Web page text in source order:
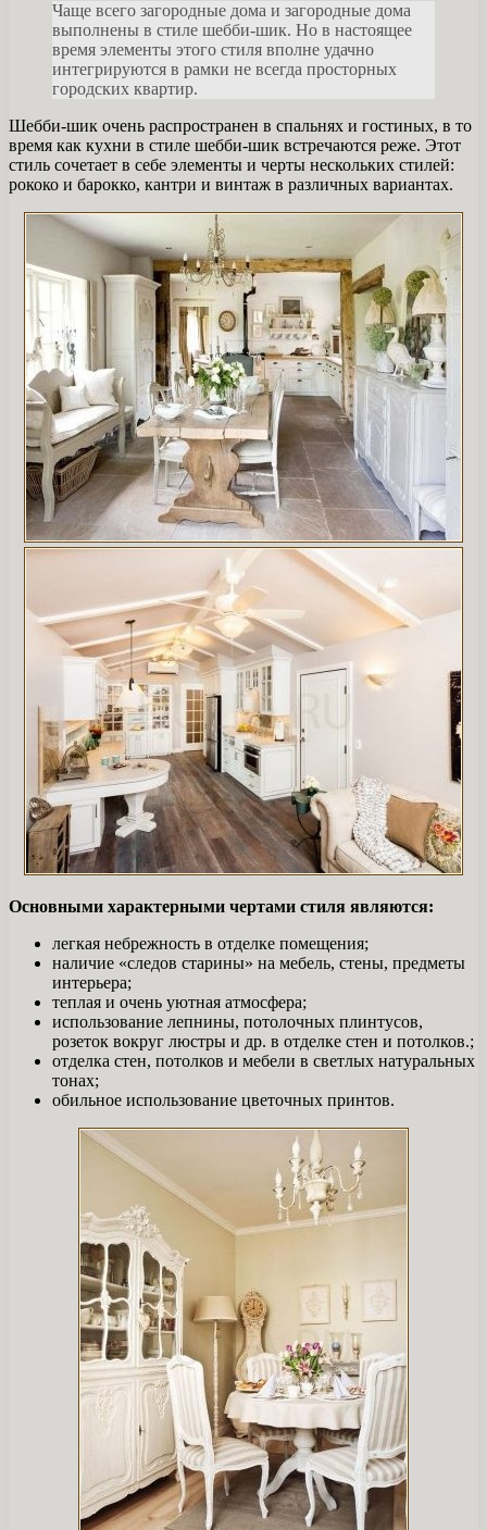
Чаще всего загородные дома и загородные дома
выполнены в стиле шебби-шик. Но в настоящее
время элементы этого стиля вполне удачно
интегрируются в рамки не всегда просторных
городских квартир.
Шебби-шик очень распространен в спальнях и гостиных, в то
время как кухни в стиле шебби-шик встречаются реже. Этот
стиль сочетает в себе элементы и черты нескольких стилей:
рококо и барокко, кантри и винтаж в различных вариантах.
Основными характерными чертами стиля являются:
легкая небрежность в отделке помещения;
наличие «следов старины» на мебель, стены, предметы
интерьера;
теплая и очень уютная атмосфера;
использование лепнины, потолочных плинтусов,
розеток вокруг люстры и др. в отделке стен и потолков.;
отделка стен, потолков и мебели в светлых натуральных
тонах;
обильное использование цветочных принтов.